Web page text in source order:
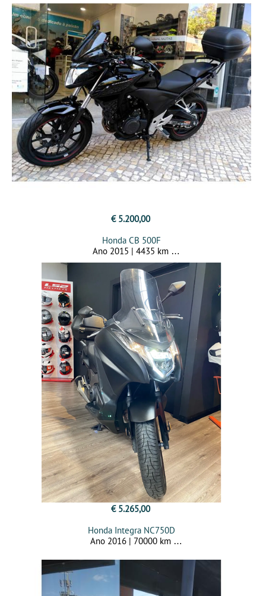
€ 5.200,00
Honda CB 500F
Ano 2015 | 4435 km
€ 5.265,00
Honda Integra NC750D
Ano 2016 | 70000 km